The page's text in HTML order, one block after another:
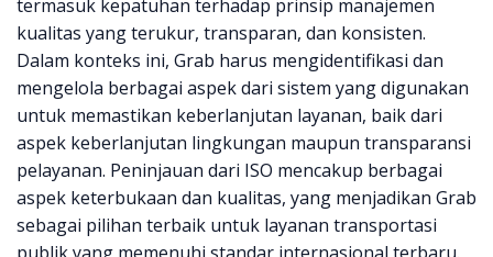
termasuk kepatuhan terhadap prinsip manajemen
kualitas yang terukur, transparan, dan konsisten.
Dalam konteks ini, Grab harus mengidentifikasi dan
mengelola berbagai aspek dari sistem yang digunakan
untuk memastikan keberlanjutan layanan, baik dari
aspek keberlanjutan lingkungan maupun transparansi
pelayanan. Peninjauan dari ISO mencakup berbagai
aspek keterbukaan dan kualitas, yang menjadikan Grab
sebagai pilihan terbaik untuk layanan transportasi